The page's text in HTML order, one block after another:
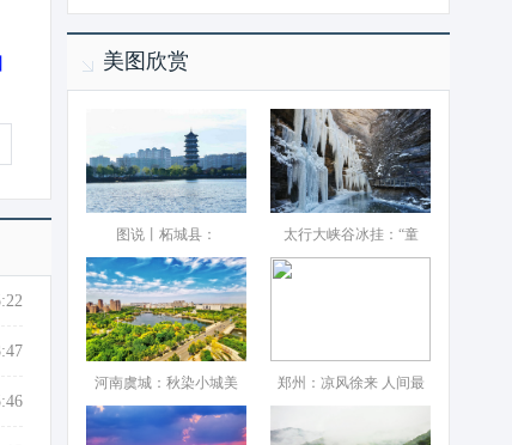
美图欣赏
图说丨柘城县：‌ 太行大峡谷冰挂：“童
河南虞城：秋染小城美 郑州：凉风徐来 人间最